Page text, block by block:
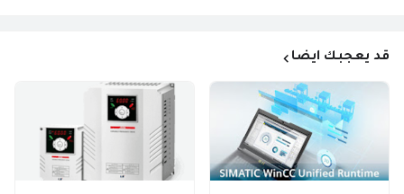
قد يعجبك ايضا